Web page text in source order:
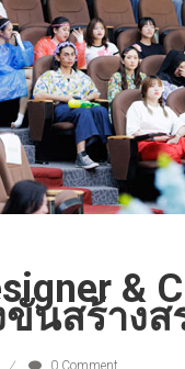
&
นสร้างส
0 Comment